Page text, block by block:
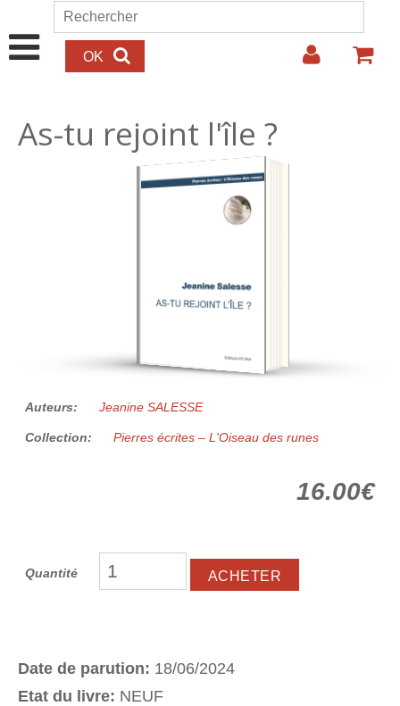
Aller au contenu principal
Formulaire de recherche
Rechercher
As-tu rejoint l'île ?
16.00€
Auteurs: Jeanine SALESSE
Collection: Pierres écrites – L'Oiseau des runes
16.00€
Quantité
Date de parution: 18/06/2024
Etat du livre: NEUF